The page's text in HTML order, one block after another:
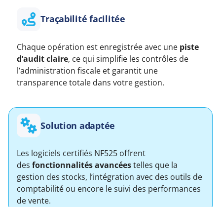
Traçabilité facilitée
Chaque opération est enregistrée avec une piste
d’audit claire, ce qui simplifie les contrôles de
l’administration fiscale et garantit une
transparence totale dans votre gestion.
Solution adaptée
Les logiciels certifiés NF525 offrent
desfonctionnalités avancéestelles que la
gestion des stocks, l’intégration avec des outils de
comptabilité ou encore le suivi des performances
de vente.